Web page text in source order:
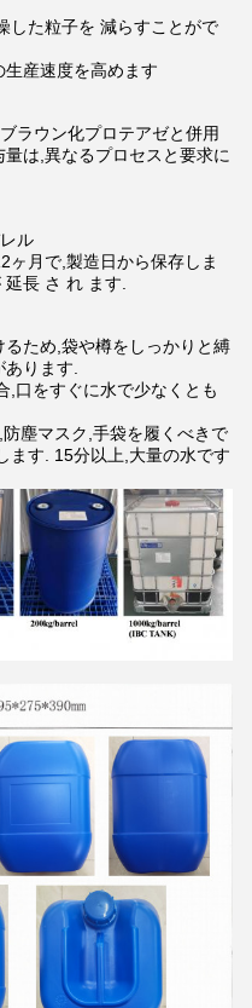
した粒子を 減らすことがで
産速度を高めます
ラウン化プロテアゼと併用
は,異なるプロセスと要求に
ル
ヶ月で,製造日から保存しま
長 さ れ ます.
ため,袋や樽をしっかりと縛
ります.
,口をすぐに水で少なくとも
塵マスク,手袋を履くべきで
ます. 15分以上,大量の水です